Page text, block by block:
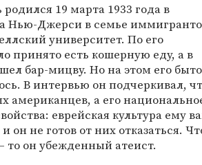
19 марта 1933 года в
Нью-Джерси в семье
университет. По его
принято есть кошерную еду, а в
бар-мицву. Но на этом его
В интервью он подчеркивал,
американцев, а его
еврейская культура ему
он не готов от них отказаться.
он убежденный атеист.